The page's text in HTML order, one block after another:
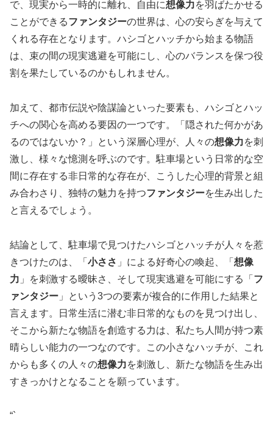
で、現実から一時的に離れ、自由に想像力を羽ばたかせる
ことができるファンタジーの世界は、心の安らぎを与えて
くれる存在となります。ハシゴとハッチから始まる物語
は、束の間の現実逃避を可能にし、心のバランスを保つ役
割を果たしているのかもしれません。
加えて、都市伝説や陰謀論といった要素も、ハシゴとハッ
チへの関心を高める要因の一つです。「隠された何かがあ
るのではないか？」という深層心理が、人々の想像力を刺
激し、様々な憶測を呼ぶのです。駐車場という日常的な空
間に存在する非日常的な存在が、こうした心理的背景と組
み合わさり、独特の魅力を持つファンタジーを生み出した
と言えるでしょう。
結論として、駐車場で見つけたハシゴとハッチが人々を惹
きつけたのは、「 小ささ 」による好奇心の喚起、「 想像
力 」を刺激する曖昧さ、そして現実逃避を可能にする「 フ
ァンタジー 」という3つの要素が複合的に作用した結果と
言えます。日常生活に潜む非日常的なものを見つけ出し、
そこから新たな物語を創造する力は、私たち人間が持つ素
晴らしい能力の一つなのです。この小さなハッチが、これ
からも多くの人々の想像力を刺激し、新たな物語を生み出
すきっかけとなることを願っています。
“`